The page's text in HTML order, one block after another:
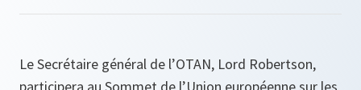
Le Secrétaire général de l’OTAN, Lord Robertson,